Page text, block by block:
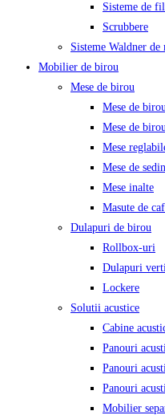
Sisteme de
Scrubbere
Sisteme Waldner
Mobilier de birou
Mese de birou
Mese de
Mese de
Mese
Mese de
Mese inalte
Masute de
Dulapuri de birou
Rollbox-uri
Dulapuri
Lockere
Solutii acustice
Cabine
Panouri
Panouri
Panouri
Mobilier